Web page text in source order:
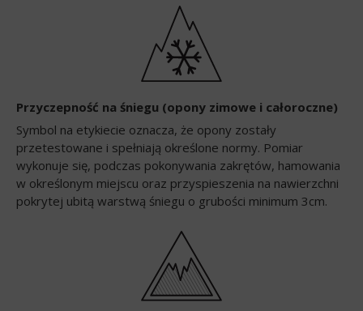
Przyczepność na śniegu (opony zimowe i całoroczne)
Symbol na etykiecie oznacza, że opony zostały
przetestowane i spełniają określone normy. Pomiar
wykonuje się, podczas pokonywania zakrętów, hamowania
w określonym miejscu oraz przyspieszenia na nawierzchni
pokrytej ubitą warstwą śniegu o grubości minimum 3cm.